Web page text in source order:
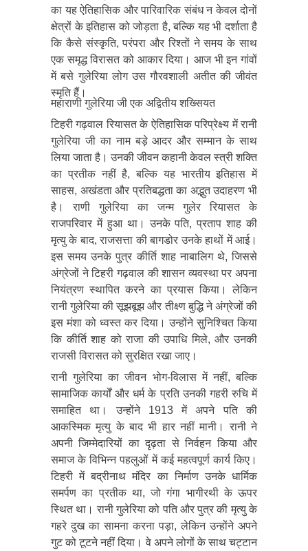
का यह ऐतिहासिक और पारिवारिक संबंध न केवल दोनों
क्षेत्रों के इतिहास को जोड़ता है, बल्कि यह भी दर्शाता है
कि कैसे संस्कृति, परंपरा और रिश्तों ने समय के साथ
एक समृद्ध विरासत को आकार दिया। आज भी इन गांवों
में बसे गुलेरिया लोग उस गौरवशाली अतीत की जीवंत
स्मृति हैं।
महाराणी गुलेरिया जी एक अद्वितीय शख्सियत
टिहरी गढ़वाल रियासत के ऐतिहासिक परिप्रेक्ष्य में रानी
गुलेरिया जी का नाम बड़े आदर और सम्मान के साथ
लिया जाता है। उनकी जीवन कहानी केवल स्त्री शक्ति
का प्रतीक नहीं है, बल्कि यह भारतीय इतिहास में
साहस, अखंडता और प्रतिबद्धता का अद्भुत उदाहरण भी
है। राणी गुलेरिया का जन्म गुलेर रियासत के
राजपरिवार में हुआ था। उनके पति, प्रताप शाह की
मृत्यु के बाद, राजसत्ता की बागडोर उनके हाथों में आई।
इस समय उनके पुत्र कीर्ति शाह नाबालिग थे, जिससे
अंग्रेजों ने टिहरी गढ़वाल की शासन व्यवस्था पर अपना
नियंत्रण स्थापित करने का प्रयास किया। लेकिन
रानी गुलेरिया की सूझबूझ और तीक्ष्ण बुद्धि ने अंग्रेजों की
इस मंशा को ध्वस्त कर दिया। उन्होंने सुनिश्चित किया
कि कीर्ति शाह को राजा की उपाधि मिले, और उनकी
राजसी विरासत को सुरक्षित रखा जाए।
रानी गुलेरिया का जीवन भोग-विलास में नहीं, बल्कि
सामाजिक कार्यों और धर्म के प्रति उनकी गहरी रुचि में
समाहित था। उन्होंने 1913 में अपने पति की
आकस्मिक मृत्यु के बाद भी हार नहीं मानी। रानी ने
अपनी जिम्मेदारियों का दृढ़ता से निर्वहन किया और
समाज के विभिन्न पहलुओं में कई महत्वपूर्ण कार्य किए।
टिहरी में बद्रीनाथ मंदिर का निर्माण उनके धार्मिक
समर्पण का प्रतीक था, जो गंगा भागीरथी के ऊपर
स्थित था। रानी गुलेरिया को पति और पुत्र की मृत्यु के
गहरे दुख का सामना करना पड़ा, लेकिन उन्होंने अपने
गुट को टूटने नहीं दिया। वे अपने लोगों के साथ चट्टान